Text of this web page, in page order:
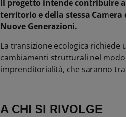
Il progetto intende contribuire
territorio e della stessa
Nuove Generazioni.
La transizione ecologica richiede
cambiamenti strutturali nel
imprenditorialità, che saranno
A CHI SI RIVOLGE